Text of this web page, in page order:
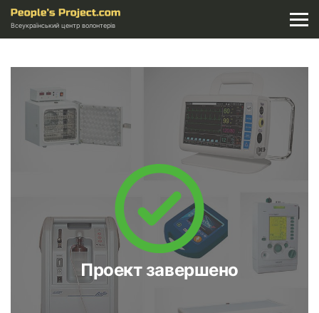
Всеукраїнський центр волонтерів
Проект завершено